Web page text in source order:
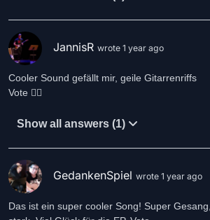
JannisR wrote 1 year ago
Cooler Sound gefällt mir, geile Gitarrenriffs
Show all answers (1)
GedankenSpiel wrote 1 year ago
Das ist ein super cooler Song! Super